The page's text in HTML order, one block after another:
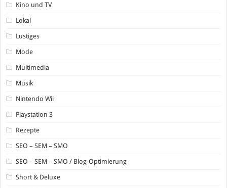
Kino und TV
Lokal
Lustiges
Mode
Multimedia
Musik
Nintendo Wii
Playstation 3
Rezepte
SEO – SEM – SMO
SEO – SEM – SMO / Blog-Optimierung
Short & Deluxe